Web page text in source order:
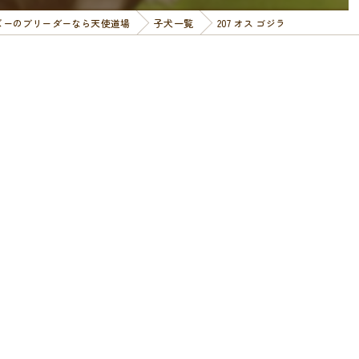
ーのブリーダーなら天使道場 子犬一覧 207 オス ゴジラ